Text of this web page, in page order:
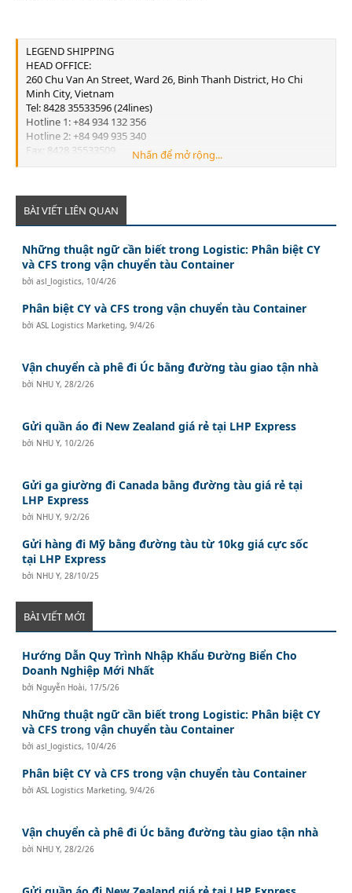
LEGEND SHIPPING
HEAD OFFICE:
260 Chu Van An Street, Ward 26, Binh Thanh District, Ho Chi
Minh City, Vietnam
Tel: 8428 35533596 (24lines)
Hotline 1: +84 934 132 356
Hotline 2: +84 949 935 340
Fax: 8428 35533509
Email:info@legend-shipping.com
No.3 Le Thanh Tong Street, May To Ward, Ngo Quyen District,
Hai Phong City, Vietnam
Tel: 84225 3999679
Email:Lghp@legend-shipping.com
Nhấn để mở rộng...
BÀI VIẾT LIÊN QUAN
Những thuật ngữ cần biết trong Logistic: Phân biệt CY
và CFS trong vận chuyển tàu Container
bởiasl_logistics, 10/4/26
Phân biệt CY và CFS trong vận chuyển tàu Container
bởiASL Logistics Marketing,9/4/26
Vận chuyển cà phê đi Úc bằng đường tàu giao tận nhà
bởi NHU Y, 28/2/26
Gửi quần áo đi New Zealand giá rẻ tại LHP Express
bởi NHU Y, 10/2/26
Gửi ga giường đi Canada bằng đường tàu giá rẻ tại
LHP Express
bởi NHU Y,9/2/26
Gửi hàng đi Mỹ bằng đường tàu từ 10kg giá cực sốc
tại LHP Express
bởi NHU Y, 28/10/25
BÀI VIẾT MỚI
Hướng Dẫn Quy Trình Nhập Khẩu Đường Biển Cho
Doanh Nghiệp Mới Nhất
bởi Nguyễn Hoài, 17/5/26
Những thuật ngữ cần biết trong Logistic: Phân biệt CY
và CFS trong vận chuyển tàu Container
bởiasl_logistics, 10/4/26
Phân biệt CY và CFS trong vận chuyển tàu Container
bởiASL Logistics Marketing,9/4/26
Vận chuyển cà phê đi Úc bằng đường tàu giao tận nhà
bởi NHU Y, 28/2/26